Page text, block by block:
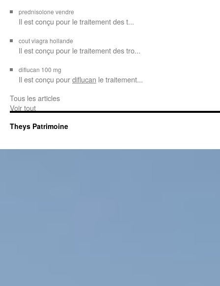
prednisolone vendre
Il est conçu pour le traitement des t...
cout viagra hollande
Il est conçu pour le traitement des tro...
diflucan 100 mg
Il est conçu pourdiflucan le traitement...
Tous les articles
Voir tout
Theys Patrimoine